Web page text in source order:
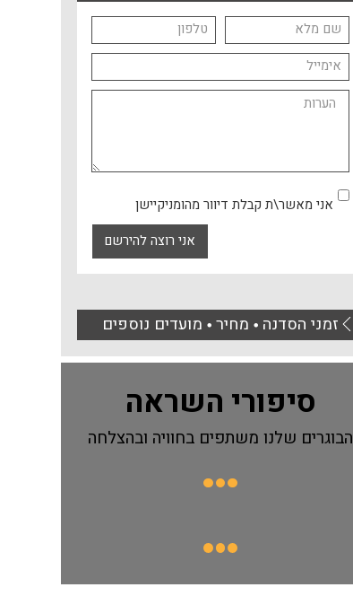
אני מאשר\ת קבלת דיוור מהומניקיישן
אני רוצה להירשם
זמני הסדנה ⚫מחיר ⚫מועדים נוספים
סיפורי השראה
הבוגרים שלנו משתפים בחוויה ובהצלחה